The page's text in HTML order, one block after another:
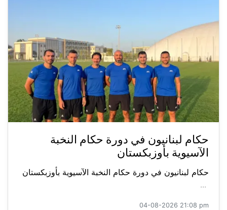
حكام لبنانيون في دورة حكام النخبة
الآسيوية بأوزبكستان
حكام لبنانيون في دورة حكام النخبة الآسيوية بأوزبكستان
...
04-08-2026 21:08 pm